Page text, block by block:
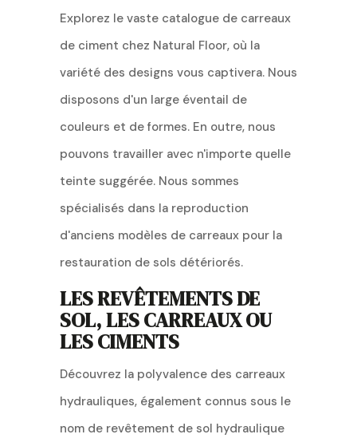
Explorez le vaste catalogue de carreaux
de ciment chez Natural Floor, où la
variété des designs vous captivera. Nous
disposons d'un large éventail de
couleurs et de formes. En outre, nous
pouvons travailler avec n'importe quelle
teinte suggérée. Nous sommes
spécialisés dans la reproduction
d'anciens modèles de carreaux pour la
restauration de sols détériorés.
LES REVÊTEMENTS DE
SOL, LES CARREAUX OU
LES CIMENTS
Découvrez la polyvalence des carreaux
hydrauliques, également connus sous le
nom de revêtement de sol hydraulique